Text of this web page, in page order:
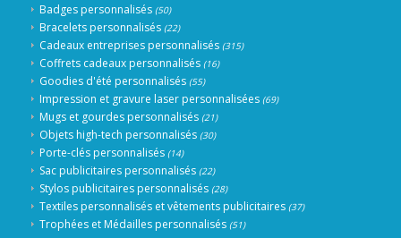
Badges personnalisés (50)
Bracelets personnalisés (22)
Cadeaux entreprises personnalisés (315)
Coffrets cadeaux personnalisés (16)
Goodies d'été personnalisés (55)
Impression et gravure laser personnalisées (69)
Mugs et gourdes personnalisés (21)
Objets high-tech personnalisés (30)
Porte-clés personnalisés (14)
Sac publicitaires personnalisés (22)
Stylos publicitaires personnalisés (28)
Textiles personnalisés et vêtements publicitaires (37)
Trophées et Médailles personnalisés (51)